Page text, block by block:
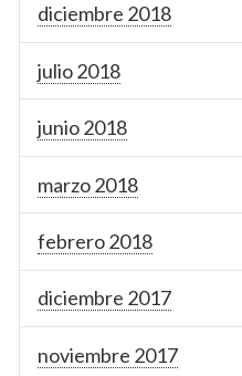
diciembre 2018
julio 2018
junio 2018
marzo 2018
febrero 2018
diciembre 2017
noviembre 2017